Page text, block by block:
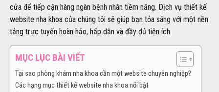
cửa để tiếp cận hàng ngàn bệnh nhân tiềm năng. Dịch vụ thiết kế
website nha khoa của chúng tôi sẽ giúp bạn tỏa sáng với một nền
tảng trực tuyến hoàn hảo, hấp dẫn và đầy đủ tiện ích.
MỤC LỤC BÀI VIẾT
Tại sao phòng khám nha khoa cần một website chuyên nghiệp?
Các hạng mục thiết kế website nha khoa nổi bật